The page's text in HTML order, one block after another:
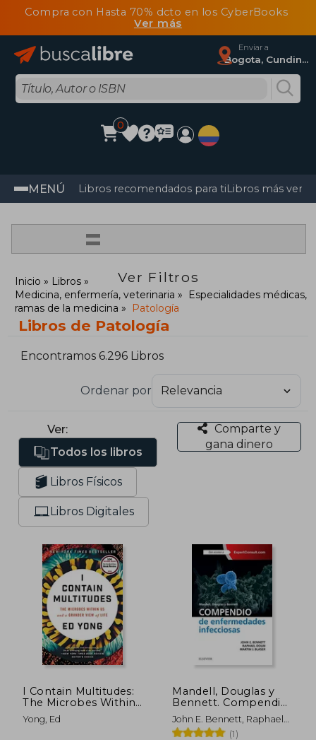
Compra con Hasta 70% dcto en los CyberBooks
Ver más
Enviar a
Bogota, Cundinamarca
0
MENÚ Libros recomendados para tiLibros más
=
Ver Filtros
Inicio
Libros
Medicina, enfermería, veterinaria
Especialidades médicas,
ramas de la medicina
Patología
Libros de Patología
Encontramos 6.296 Libros
Ordenar por
Ver:
Todos los libros
Libros Físicos
Libros Digitales
Comparte y
gana dinero
I Contain Multitudes:
The Microbes Within
us and a Grander View
of Life (en Inglés)
Yong, Ed
Mandell, Douglas y
Bennett. Compendio
de enfermedades
infecciosas
John E. Bennett, Raphael
Dolin, Martin J. Blaser
(1)